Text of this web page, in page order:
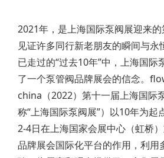
2021年，是上海国际泵阀展迎来
见证许多同行新老朋友的瞬间与永
已走过的“过去10年”中，上海国际
了一个泵管阀品牌展会的信念。
china（2022）第十一届上海国际
称“上海国际泵阀展”）以10年为起
2-4日在上海国家会展中心（虹桥
品牌展会国际化平台的作用，利用